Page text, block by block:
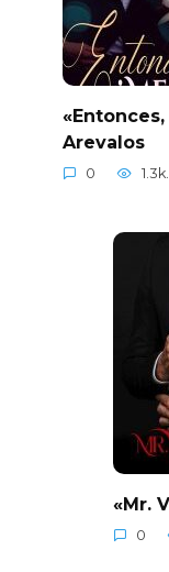
Arevalos
0 1.3k.
«Mr.
0